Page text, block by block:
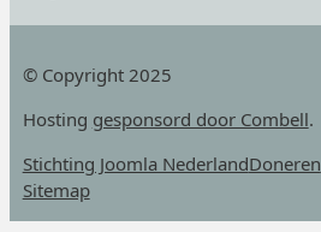
© Copyright 2025
Hosting gesponsord door Combell.
Stichting Joomla NederlandDoneren
Sitemap